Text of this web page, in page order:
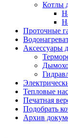
Котлы
Проточные
Аксессуары
Тепловые
Печатная
Подобрать
Архив